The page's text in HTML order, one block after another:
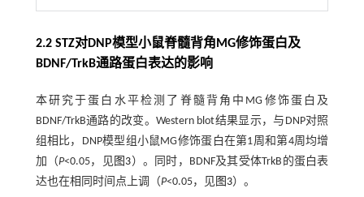
2.2 STZ对DNP模型小鼠脊髓背角MG修饰蛋白及
BDNF/TrkB通路蛋白表达的影响
本研究于蛋白水平检测了脊髓背角中MG修饰蛋白及
BDNF/TrkB通路的改变。Western blot结果显示，与DNP对照
组相比，DNP模型组小鼠MG修饰蛋白在第1周和第4周均增
加（P<0.05，见图3）。同时，BDNF及其受体TrkB的蛋白表
达也在相同时间点上调（P<0.05，见图3）。